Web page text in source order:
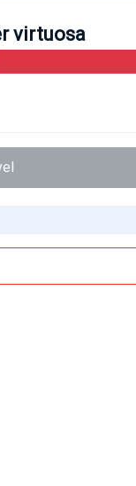
virtuosa